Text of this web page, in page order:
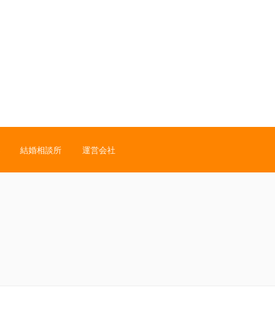
結婚相談所 運営会社